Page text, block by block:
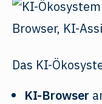
Das KI-
KI-Browser